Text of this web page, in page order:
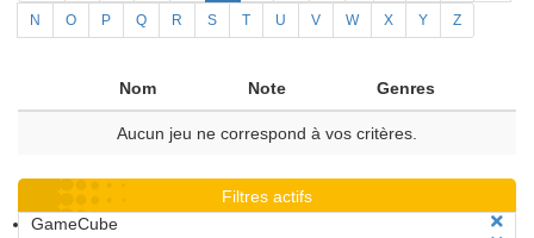
N O P Q R S T U V W X Y Z
Nom Note Genres
Aucun jeu ne correspond à vos critères.
Filtres actifs
GameCube